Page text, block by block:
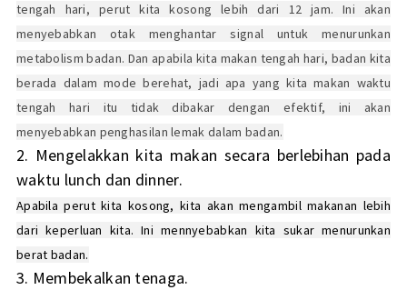
tengah hari, perut kita kosong lebih dari 12 jam. Ini akan
menyebabkan otak menghantar signal untuk menurunkan
metabolism badan. Dan apabila kita makan tengah hari, badan kita
berada dalam mode berehat, jadi apa yang kita makan waktu
tengah hari itu tidak dibakar dengan efektif, ini akan
menyebabkan penghasilan lemak dalam badan.
2. Mengelakkan kita makan secara berlebihan pada
waktu lunch dan dinner.
Apabila perut kita kosong, kita akan mengambil makanan lebih
dari keperluan kita. Ini mennyebabkan kita sukar menurunkan
berat badan.
3. Membekalkan tenaga.